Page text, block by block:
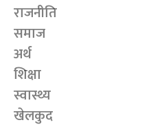
राजनीति
समाज
अर्थ
शिक्षा
स्वास्थ्य
खेलकुद